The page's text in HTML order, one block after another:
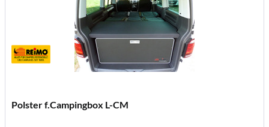
Polster f.Campingbox L-CM